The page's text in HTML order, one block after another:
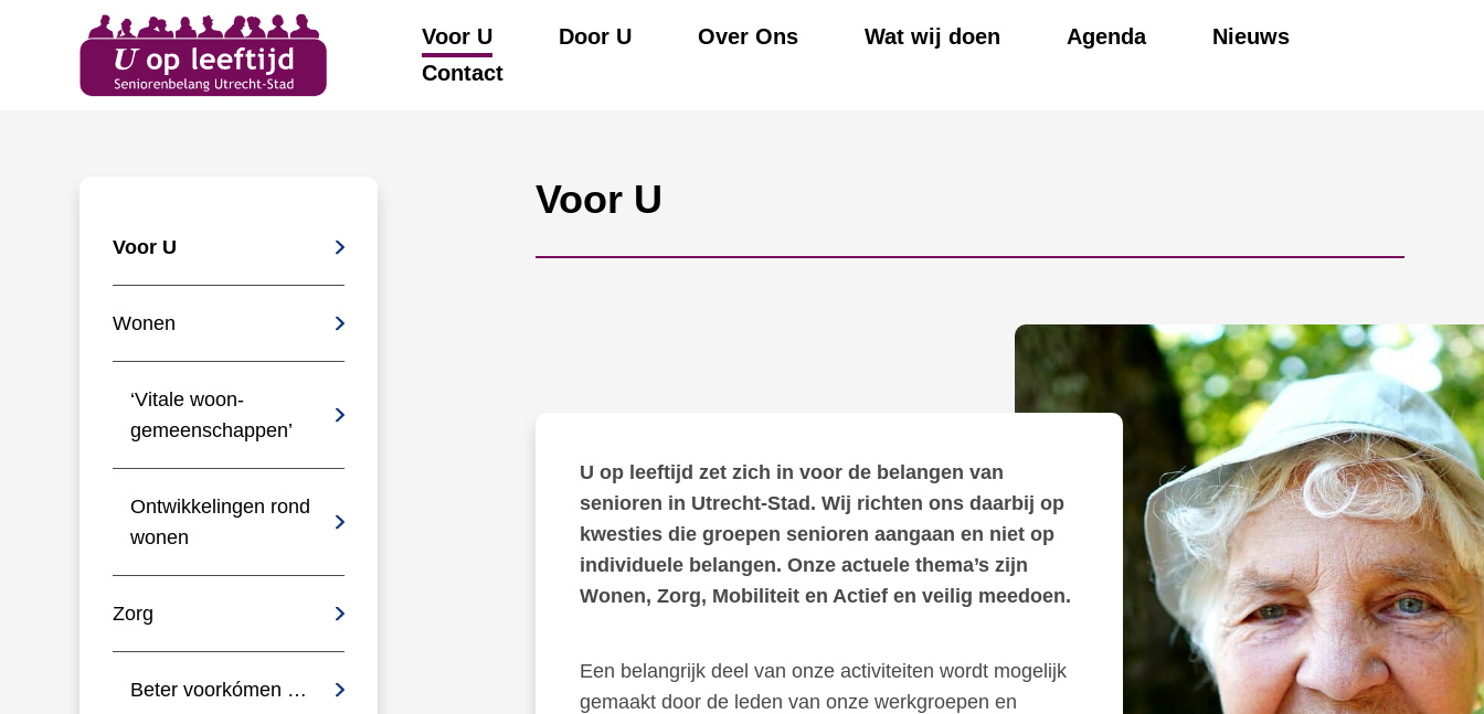
Voor U Door U Over Ons Wat wij doen Agenda
Nieuws
Contact
Voor U
Wonen
‘Vitale woon-
gemeenschappen’
Ontwikkelingen rond
wonen
Zorg
Beter voorkómen …
Voor U
U op leeftijd zet zich in voor de belangen van
senioren in Utrecht-Stad. Wij richten ons daarbij op
kwesties die groepen senioren aangaan en niet op
individuele belangen. Onze actuele thema’s zijn
Wonen, Zorg, Mobiliteit en Actief en veilig meedoen.
Een belangrijk deel van onze activiteiten wordt mogelijk
gemaakt door de leden van onze werkgroepen en